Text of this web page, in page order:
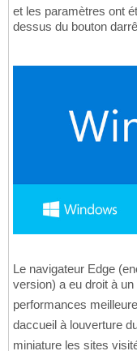
et les paramètres ont
dessus du bouton
Le navigateur Edge
version) a eu droit à un
performances
daccueil à louverture
miniature les sites